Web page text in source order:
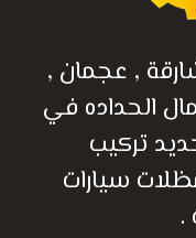
, عجمان ,
الحداده في
تركيب
سيارات
.